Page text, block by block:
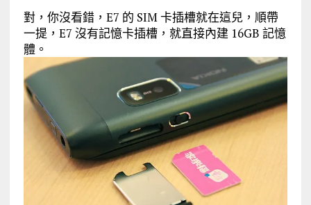
對，你沒看錯，E7 的 SIM 卡插槽就在這兒，順帶
一提，E7 沒有記憶卡插槽，就直接內建 16GB 記憶
體。